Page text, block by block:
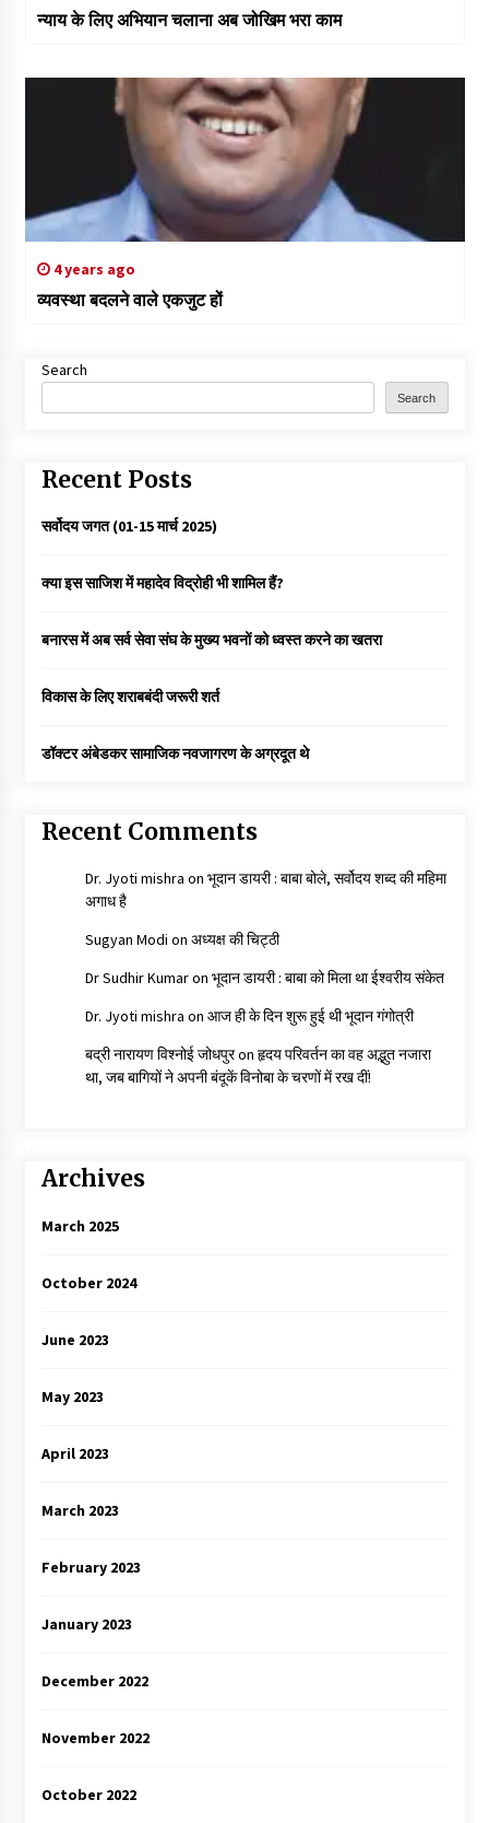
न्याय के लिए अभियान चलाना अब जोखिम भरा काम
4 years ago
व्यवस्था बदलने वाले एकजुट हों
Search
Search
Recent Posts
सर्वोदय जगत (01-15 मार्च 2025)
क्या इस साजिश में महादेव विद्रोही भी शामिल हैं?
बनारस में अब सर्व सेवा संघ के मुख्य भवनों को ध्वस्त करने का खतरा
विकास के लिए शराबबंदी जरूरी शर्त
डॉक्टर अंबेडकर सामाजिक नवजागरण के अग्रदूत थे
Recent Comments
Dr. Jyoti mishra on भूदान डायरी : बाबा बोले, सर्वोदय शब्द की महिमा
अगाध है
Sugyan Modi on अध्यक्ष की चिट्ठी
Dr Sudhir Kumaron भूदान डायरी : बाबा को मिला था ईश्वरीय संकेत
Dr. Jyoti mishra on आज ही के दिन शुरू हुई थी भूदान गंगोत्री
बद्री नारायण विश्नोई जोधपुरon हृदय परिवर्तन का वह अद्भुत नजारा
था, जब बागियों ने अपनी बंदूकें विनोबा के चरणों में रख दीं!
Archives
March 2025
October 2024
June 2023
May 2023
April 2023
March 2023
February 2023
January 2023
December 2022
November 2022
October 2022